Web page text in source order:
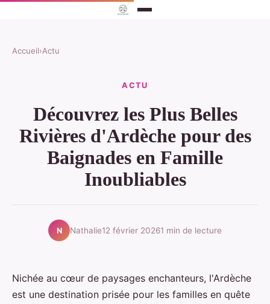
Accueil›Actu
ACTU
Découvrez les Plus Belles
Rivières d'Ardèche pour des
Baignades en Famille
Inoubliables
N Nathalie12 février 20261 min de lecture
Nichée au cœur de paysages enchanteurs, l'Ardèche
est une destination prisée pour les familles en quête